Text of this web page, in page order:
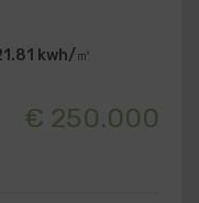
kwh/㎥
€ 250.000